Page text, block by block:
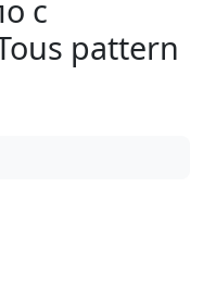
с
pattern